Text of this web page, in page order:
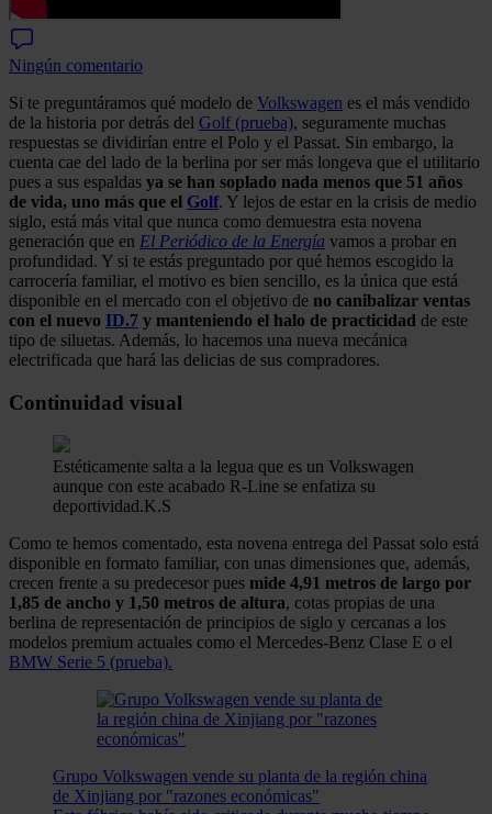
Ningún comentario
Si te preguntáramos qué modelo de Volkswagen es el más vendido
de la historia por detrás del Golf (prueba), seguramente muchas
respuestas se dividirían entre el Polo y el Passat. Sin embargo, la
cuenta cae del lado de la berlina por ser más longeva que el utilitario
pues a sus espaldas ya se han soplado nada menos que 51 años
de vida, uno más que el Golf. Y lejos de estar en la crisis de medio
siglo, está más vital que nunca como demuestra esta novena
generación que en El Periódico de la Energía vamos a probar en
profundidad. Y si te estás preguntado por qué hemos escogido la
carrocería familiar, el motivo es bien sencillo, es la única que está
disponible en el mercado con el objetivo de no canibalizar ventas
con el nuevo ID.7 y manteniendo el halo de practicidad de este
tipo de siluetas. Además, lo hacemos una nueva mecánica
electrificada que hará las delicias de sus compradores.
Continuidad visual
Estéticamente salta a la legua que es un Volkswagen
aunque con este acabado R-Line se enfatiza su
deportividad.K.S
Como te hemos comentado, esta novena entrega del Passat solo está
disponible en formato familiar, con unas dimensiones que, además,
crecen frente a su predecesor pues mide 4,91 metros de largo por
1,85 de ancho y 1,50 metros de altura, cotas propias de una
berlina de representación de principios de siglo y cercanas a los
modelos premium actuales como el Mercedes-Benz Clase E o el
BMW Serie 5 (prueba).
Grupo Volkswagen vende su planta de la región china
de Xinjiang por "razones económicas"